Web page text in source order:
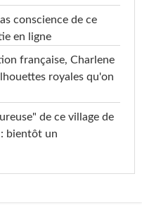
conscience de ce
en ligne
française, Charlene
royales qu'on
de ce village de
bientôt un